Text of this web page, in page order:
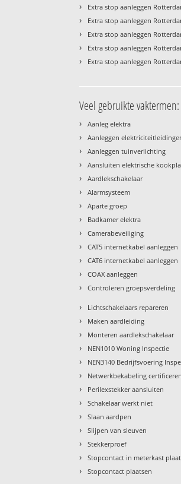
› Extra stop aanleggen
› Extra stop aanleggen
› Extra stop aanleggen
› Extra stop aanleggen
› Extra stop aanleggen
Veel gebruikte vaktermen:
› Aanleg elektra
› Aanleggen
› Aanleggen tuinverlichting
› Aansluiten elektrische
› Aardlekschakelaar
› Alarmsysteem
› Aparte groep
› Badkamer elektra
› Camerabeveiliging
› CAT5 internetkabel aanleggen
› CAT6 internetkabel aanleggen
› COAX aanleggen
› Controleren groepsverdeling
› Lichtschakelaars repareren
› Maken aardleiding
› Monteren aardlekschakelaar
› NEN1010 Woning Inspectie
› NEN3140 Bedrijfsvoering
› Netwerkbekabeling certificeren
› Perilexstekker aansluiten
› Schakelaar werkt niet
› Slaan aardpen
› Slijpen van sleuven
› Stekkerproef
› Stopcontact in meterkast
› Stopcontact plaatsen